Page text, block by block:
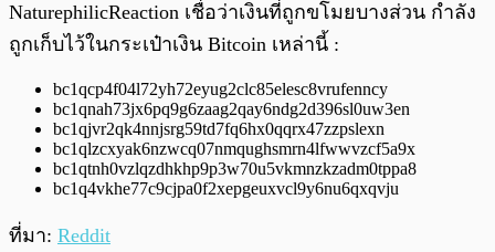
NaturephilicReaction เชื่อว่าเงินที่ถูกขโมยบางส่วน กำลัง
ถูกเก็บไว้ในกระเป๋าเงิน Bitcoin เหล่านี้ :
bc1qcp4f04l72yh72eyug2clc85elesc8vrufenncy
bc1qnah73jx6pq9g6zaag2qay6ndg2d396sl0uw3en
bc1qjvr2qk4nnjsrg59td7fq6hx0qqrx47zzpslexn
bc1qlzcxyak6nzwcq07nmqughsmrn4lfwwvzcf5a9x
bc1qtnh0vzlqzdhkhp9p3w70u5vkmnzkzadm0tppa8
bc1q4vkhe77c9cjpa0f2xepgeuxvcl9y6nu6qxqvju
ที่มา: Reddit